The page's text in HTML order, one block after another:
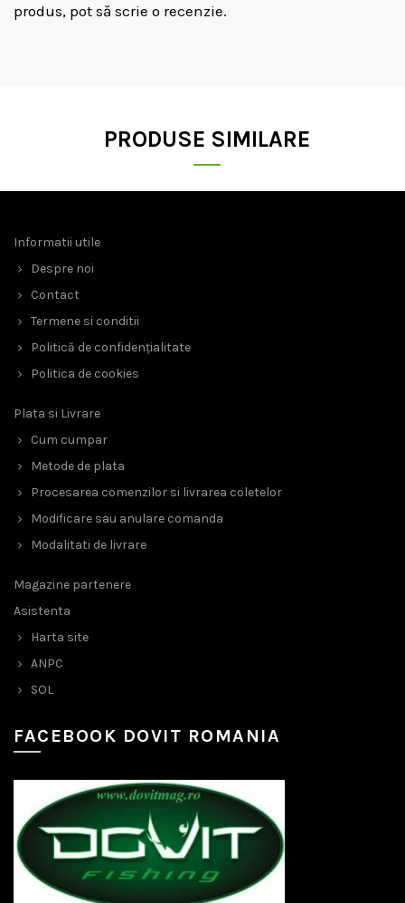
produs, pot să scrie o recenzie.
PRODUSE SIMILARE
Informatii utile
Despre noi
Contact
Termene si conditii
Politică de confidențialitate
Politica de cookies
Plata si Livrare
Cum cumpar
Metode de plata
Procesarea comenzilor si livrarea coletelor
Modificare sau anulare comanda
Modalitati de livrare
Magazine partenere
Asistenta
Harta site
ANPC
SOL
FACEBOOK DOVIT ROMANIA